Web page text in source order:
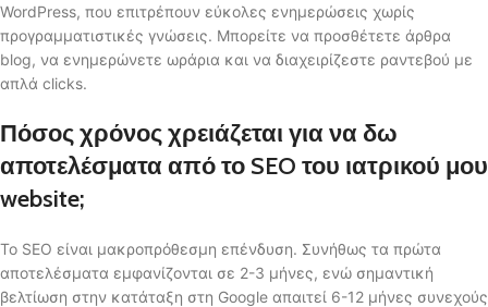
WordPress, που επιτρέπουν εύκολες ενημερώσεις χωρίς
προγραμματιστικές γνώσεις. Μπορείτε να προσθέτετε άρθρα
blog, να ενημερώνετε ωράρια και να διαχειρίζεστε ραντεβού με
απλά clicks.
Πόσος χρόνος χρειάζεται για να δω
αποτελέσματα από το SEO του ιατρικού μου
website;
Το SEO είναι μακροπρόθεσμη επένδυση. Συνήθως τα πρώτα
αποτελέσματα εμφανίζονται σε 2-3 μήνες, ενώ σημαντική
βελτίωση στην κατάταξη στη Google απαιτεί 6-12 μήνες συνεχούς